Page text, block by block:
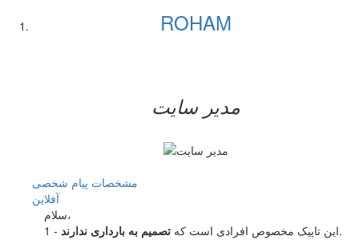
ROHAM
مدیر سایت
مشخصات پیام شخصی
آفلاين
سلام،
1 - این تاپیک مخصوص افرادی است که تصمیم به بارداری ندارند
.